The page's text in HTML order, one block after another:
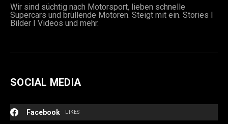
Wir sind süchtig nach Motorsport, lieben schnelle
Supercars und brüllende Motoren. Steigt mit ein. Stories I
Bilder I Videos und mehr.
SOCIAL MEDIA
Facebook LIKES